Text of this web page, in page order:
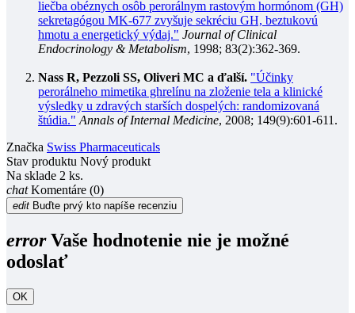
liečba obéznych osôb perorálnym rastovým hormónom (GH)
sekretagógou MK-677 zvyšuje sekréciu GH, beztukovú
hmotu a energetický výdaj." Journal of Clinical
Endocrinology & Metabolism, 1998; 83(2):362-369.
Nass R, Pezzoli SS, Oliveri MC a ďalší. "Účinky
perorálneho mimetika ghrelínu na zloženie tela a klinické
výsledky u zdravých starších dospelých: randomizovaná
štúdia." Annals of Internal Medicine, 2008; 149(9):601-611.
Značka Swiss Pharmaceuticals
Stav produktu Nový produkt
Na sklade 2 ks.
chatKomentáre (0)
edit Buďte prvý kto napíše recenziu
errorVaše hodnotenie nie je možné
odoslať
OK